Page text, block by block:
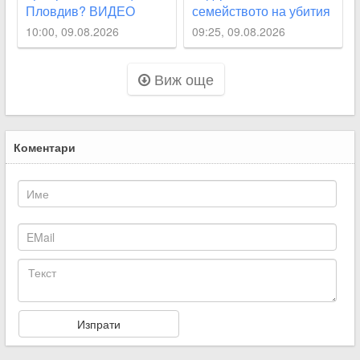
Пловдив? ВИДЕО
10:00, 09.08.2026
семейството на убития
Георги Кузев,
поставиха дарителски
09:25, 09.08.2026
Виж още
Коментари